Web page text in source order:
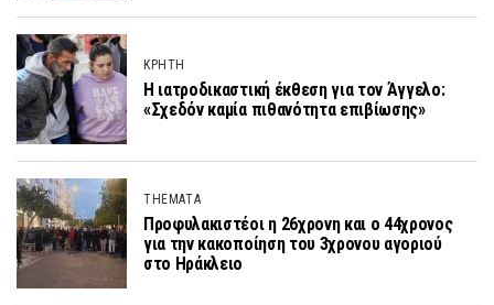
ΚΡΗΤΗ
Η ιατροδικαστική έκθεση για τον Άγγελο:
«Σχεδόν καμία πιθανότητα επιβίωσης»
THEMATA
Προφυλακιστέοι η 26χρονη και ο 44χρονος
για την κακοποίηση του 3χρονου αγοριού
στο Ηράκλειο